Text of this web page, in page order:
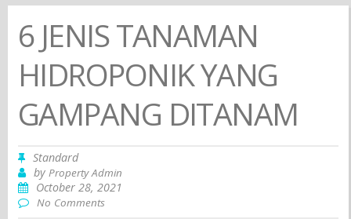
6 JENIS TANAMAN
HIDROPONIK YANG
GAMPANG DITANAM
Standard
byProperty Admin
October 28, 2021
No Comments